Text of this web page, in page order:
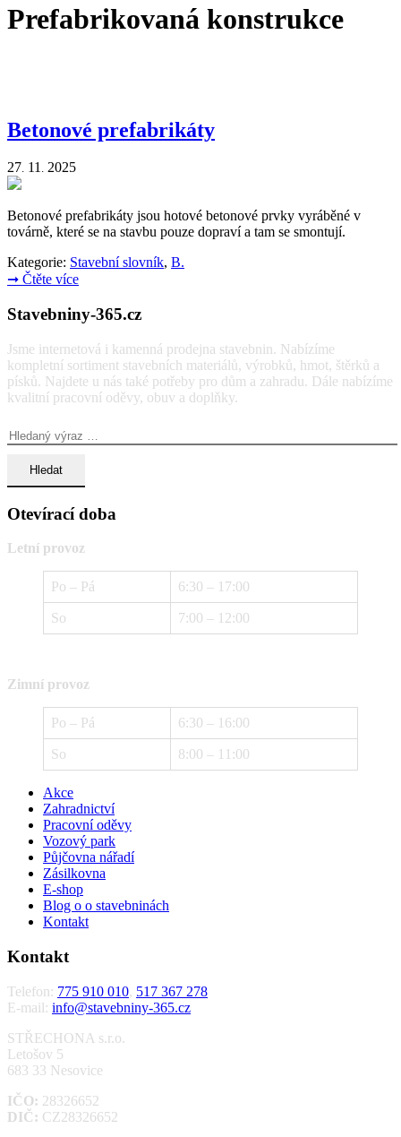
Prefabrikovaná konstrukce
Betonové prefabrikáty
27. 11. 2025
Betonové prefabrikáty jsou hotové betonové prvky vyráběné v
továrně, které se na stavbu pouze dopraví a tam se smontují.
Kategorie: Stavební slovník, B.
➞ Čtěte více
Stavebniny-365.cz
Jsme internetová i kamenná prodejna stavebnin. Nabízíme
kompletní sortiment stavebních materiálů, výrobků, hmot, štěrků a
písků. Najdete u nás také potřeby pro dům a zahradu. Dále nabízíme
kvalitní pracovní oděvy, obuv a doplňky.
Otevírací doba
Letní provoz
Po – Pá 6:30 – 17:00
So 7:00 – 12:00
Zimní provoz
Po – Pá 6:30 – 16:00
So 8:00 – 11:00
Akce
Zahradnictví
Pracovní oděvy
Vozový park
Půjčovna nářadí
Zásilkovna
E-shop
Blog o o stavebninách
Kontakt
Kontakt
Telefon: 775 910 010, 517 367 278
E-mail: info@stavebniny-365.cz
STŘECHONA s.r.o.
Letošov 5
683 33 Nesovice
IČO: 28326652
DIČ: CZ28326652